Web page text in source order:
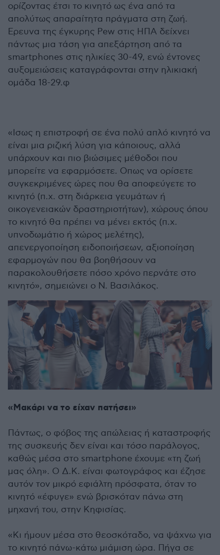
ορίζοντας έτσι το κινητό ως ένα από τα
απολύτως απαραίτητα πράγματα στη ζωή.
Eρευνα της έγκυρης Pew στις ΗΠΑ δείχνει
πάντως μια τάση για απεξάρτηση από τα
smartphones στις ηλικίες 30-49, ενώ έντονες
αυξομειώσεις καταγράφονται στην ηλικιακή
ομάδα 18-29.φ
«Ισως η επιστροφή σε ένα πολύ απλό κινητό να
είναι μια ριζική λύση για κάποιους, αλλά
υπάρχουν και πιο βιώσιμες μέθοδοι που
μπορείτε να εφαρμόσετε. Οπως να ορίσετε
συγκεκριμένες ώρες που θα αποφεύγετε το
κινητό (π.χ. στη διάρκεια γευμάτων ή
οικογενειακών δραστηριοτήτων), χώρους όπου
το κινητό θα πρέπει να μένει εκτός (π.χ.
υπνοδωμάτιο ή χώρος μελέτης),
απενεργοποίηση ειδοποιήσεων, αξιοποίηση
εφαρμογών που θα βοηθήσουν να
παρακολουθήσετε πόσο χρόνο περνάτε στο
κινητό», σημειώνει ο Ν. Βασιλάκος.
«Μακάρι να το είχαν πατήσει»
Πάντως, ο φόβος της απώλειας ή καταστροφής
της συσκευής δεν είναι και τόσο παράλογος,
καθώς μέσα στο smartphone έχουμε «τη ζωή
μας όλη». Ο Δ.Κ. είναι φωτογράφος και έζησε
αυτόν τον μικρό εφιάλτη πρόσφατα, όταν το
κινητό «έφυγε» ενώ βρισκόταν πάνω στη
μηχανή του, στην Κηφισίας.
«Κι ήμουν μέσα στο θεοσκόταδο, να ψάχνω για
το κινητό πάνω-κάτω μιάμιση ώρα. Πήγα σε